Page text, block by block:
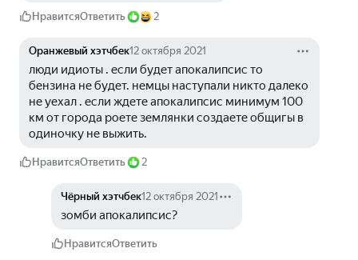
НравитсяОтветить 2
Оранжевый хэтчбек12 октября 2021
люди идиоты . если будет апокалипсис то
бензина не будет. немцы наступали никто далеко
не уехал . если ждете апокалипсис минимум 100
км от города роете землянки создаете общигы в
одиночку не выжить.
НравитсяОтветить 2
Чёрный хэтчбек12 октября 2021
зомби апокалипсис?
НравитсяОтветить